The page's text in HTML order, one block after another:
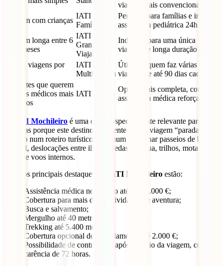
viagem mais convencional
Viagem com crianças
IATI
Família
Pensado para famílias e inclui
assistência pediátrica 24h
Viagem longa entre 6
e 12 meses
IATI
Grandes
Viajantes
Indicado para uma única
viagem de longa duração
Várias viagens por
IATI Anual
Multiviagem
Útil para quem faz várias
viagens de até 90 dias cada
Viajantes que querem
capitais médicos mais
elevados
IATI Estrela
Opção mais completa, com
assistência médica reforçada
IATI Mochileiro é uma opção especialmente relevante para as
Filipinas porque este destino raramente é uma viagem “parada”.
Mesmo num roteiro turístico, é comum combinar passeios de barco,
snorkel, deslocações entre ilhas, quedas de água, trilhos, motas,
ferries e voos internos.
Entre os principais destaques do
IATI Mochileiro estão:
Assistência médica no mundo até 1.000.000 €;
Cobertura para mais de 60 atividades de aventura;
Busca e salvamento;
Mergulho até 40 metros;
Trekking até 5.400 metros;
Cobertura opcional de cancelamento até 2.000 €;
Possibilidade de contratação após o início da viagem, com
carência de 72 horas.